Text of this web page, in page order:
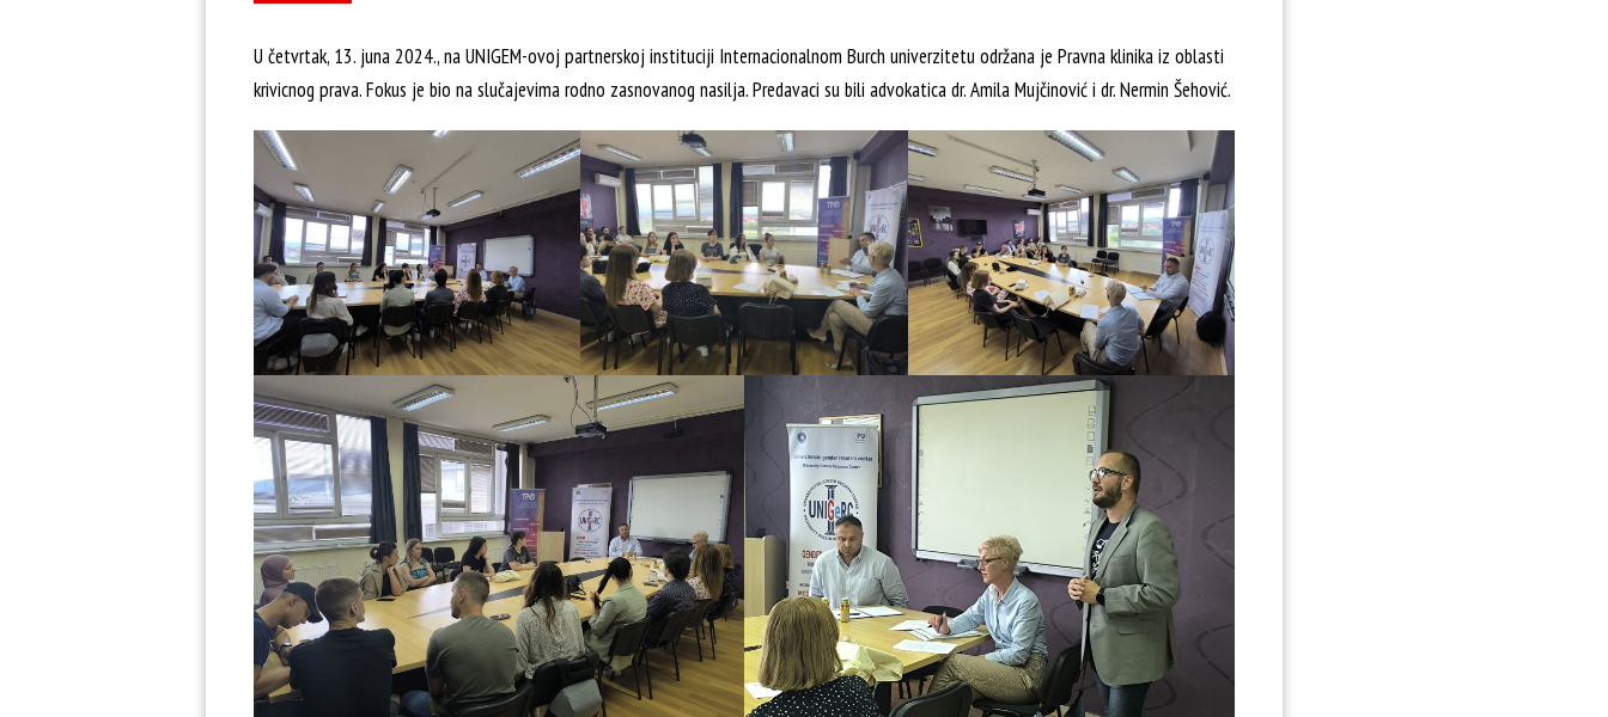
U četvrtak, 13. juna 2024., na UNIGEM-ovoj partnerskoj instituciji Internacionalnom Burch univerzitetu održana je Pravna klinika iz oblasti
krivicnog prava. Fokus je bio na slučajevima rodno zasnovanog nasilja. Predavaci su bili advokatica dr. Amila Mujčinović i dr. Nermin Šehović.